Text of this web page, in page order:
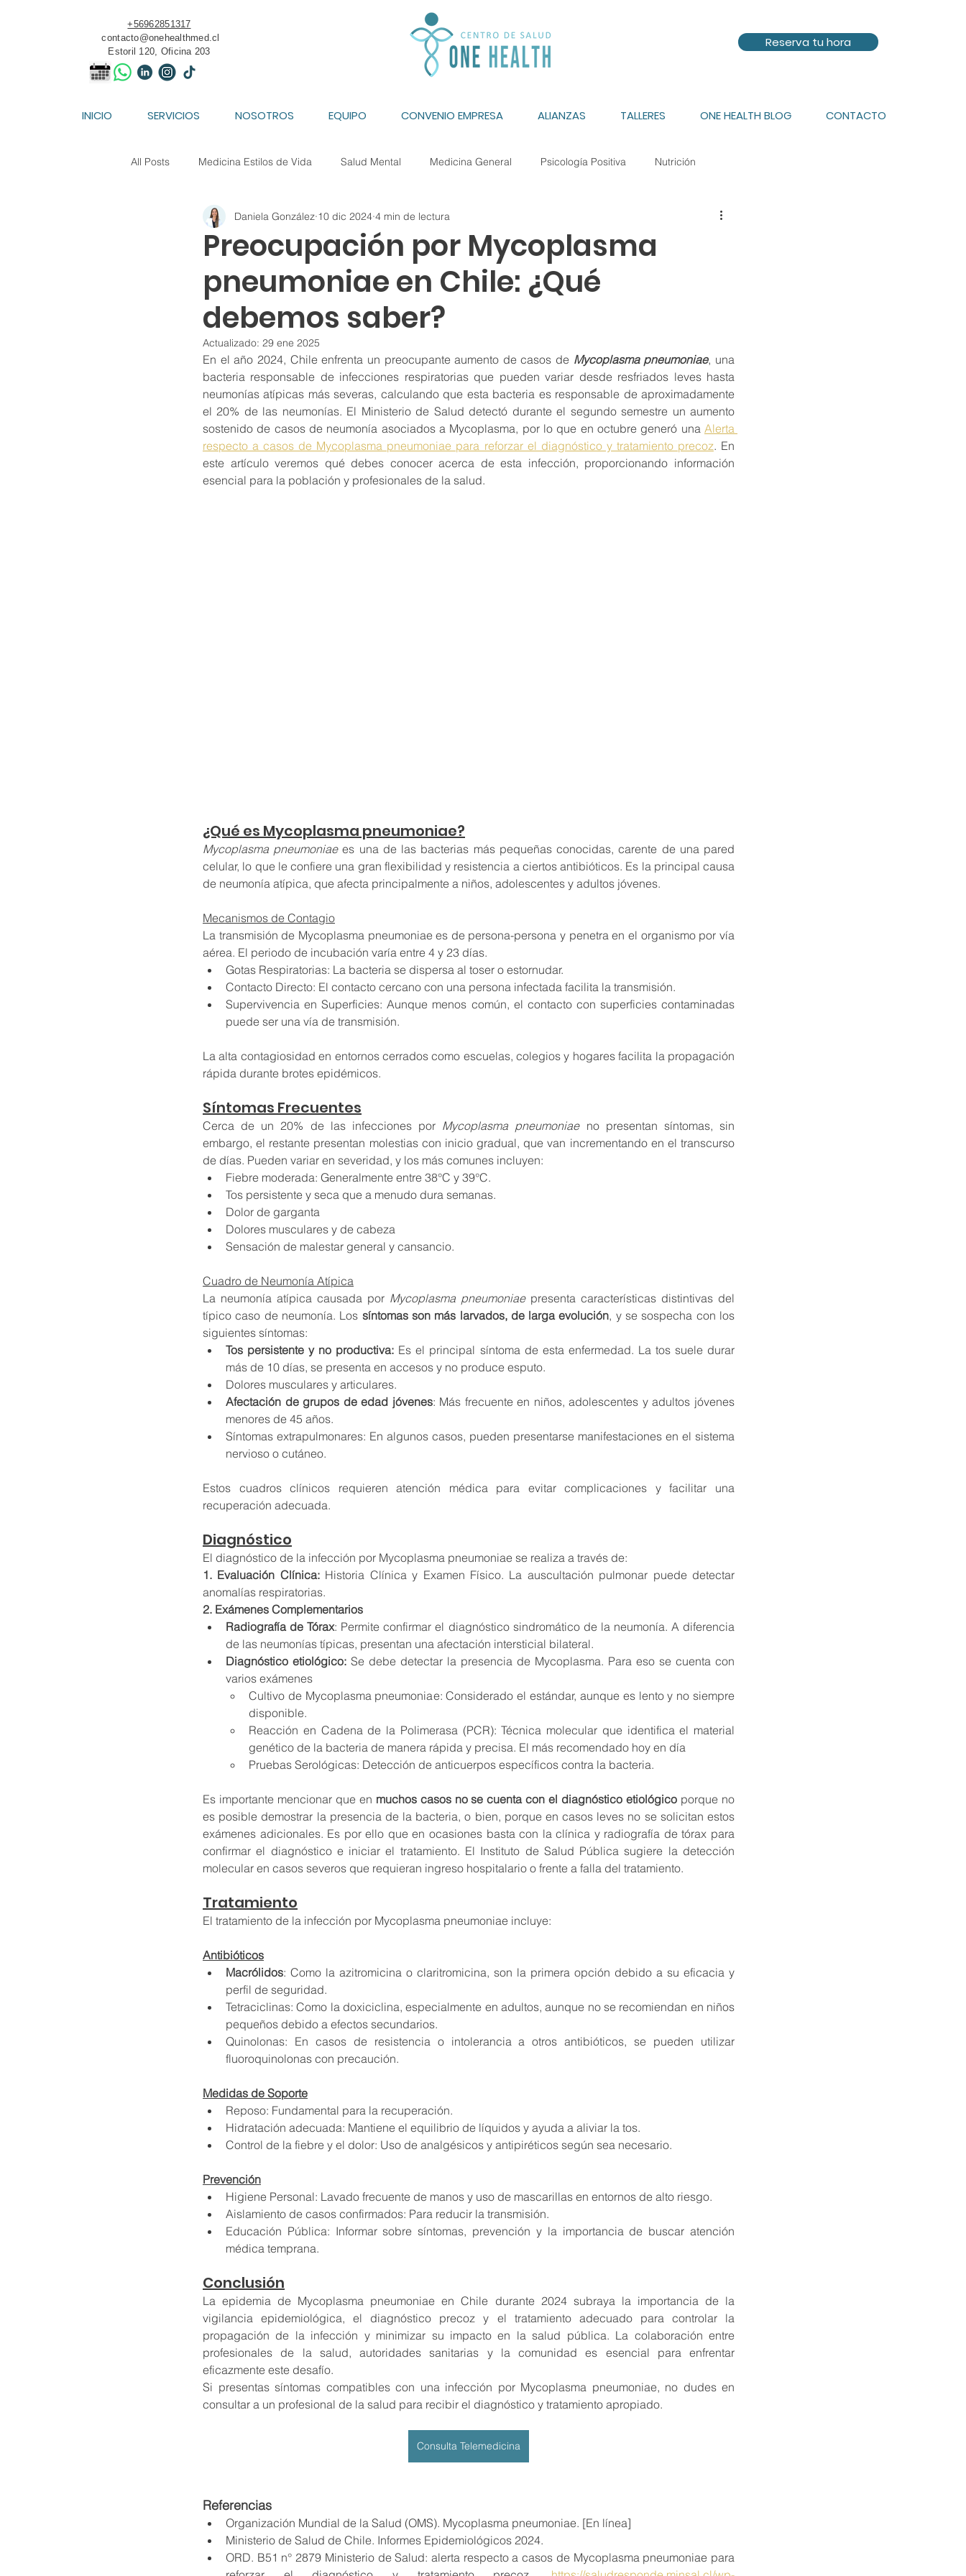
+56962851317
contacto@onehealthmed.cl
Estoril 120, Oficina 203
Reserva tu hora
INICIO SERVICIOS NOSOTROS EQUIPO CONVENIO EMPRESA ALIANZAS TALLERES ONE HEALTH BLOG CONTACTO
All Posts Medicina Estilos de Vida Salud Mental Medicina General Psicología Positiva Nutrición
Medicina Deportiva Nutriología Auriculoterapia Terapia de Pareja
Preocupación por Mycoplasma
pneumoniae en Chile: ¿Qué
debemos saber?
Daniela González 10 dic 2024 4 min de lectura
Actualizado: 29 ene 2025
En el año 2024, Chile enfrenta un preocupante aumento de casos de Mycoplasma pneumoniae, una
bacteria responsable de infecciones respiratorias que pueden variar desde resfriados leves hasta
neumonías atípicas más severas, calculando que esta bacteria es responsable de aproximadamente
el 20% de las neumonías. El Ministerio de Salud detectó durante el segundo semestre un aumento
sostenido de casos de neumonía asociados a Mycoplasma, por lo que en octubre generó una Alerta
respecto a casos de Mycoplasma pneumoniae para reforzar el diagnóstico y tratamiento precoz. En
este artículo veremos qué debes conocer acerca de esta infección, proporcionando información
esencial para la población y profesionales de la salud.
¿Qué es Mycoplasma pneumoniae?
Mycoplasma pneumoniae es una de las bacterias más pequeñas conocidas, carente de una pared
celular, lo que le confiere una gran flexibilidad y resistencia a ciertos antibióticos. Es la principal causa
de neumonía atípica, que afecta principalmente a niños, adolescentes y adultos jóvenes.
Mecanismos de Contagio
La transmisión de Mycoplasma pneumoniae es de persona-persona y penetra en el organismo por vía
aérea. El periodo de incubación varía entre 4 y 23 días.
Gotas Respiratorias: La bacteria se dispersa al toser o estornudar.
Contacto Directo: El contacto cercano con una persona infectada facilita la transmisión.
Supervivencia en Superficies: Aunque menos común, el contacto con superficies contaminadas
puede ser una vía de transmisión.
La alta contagiosidad en entornos cerrados como escuelas, colegios y hogares facilita la propagación
rápida durante brotes epidémicos.
Síntomas Frecuentes
Cerca de un 20% de las infecciones por Mycoplasma pneumoniae no presentan síntomas, sin
embargo, el restante presentan molestias con inicio gradual, que van incrementando en el transcurso
de días. Pueden variar en severidad, y los más comunes incluyen:
Fiebre moderada: Generalmente entre 38°C y 39°C.
Tos persistente y seca que a menudo dura semanas.
Dolor de garganta
Dolores musculares y de cabeza
Sensación de malestar general y cansancio.
Cuadro de Neumonía Atípica
La neumonía atípica causada por Mycoplasma pneumoniae presenta características distintivas del
típico caso de neumonía. Los síntomas son más larvados, de larga evolución, y se sospecha con los
siguientes síntomas:
Tos persistente y no productiva: Es el principal síntoma de esta enfermedad. La tos suele durar
más de 10 días, se presenta en accesos y no produce esputo.
Dolores musculares y articulares.
Afectación de grupos de edad jóvenes: Más frecuente en niños, adolescentes y adultos jóvenes
menores de 45 años.
Síntomas extrapulmonares: En algunos casos, pueden presentarse manifestaciones en el sistema
nervioso o cutáneo.
Estos cuadros clínicos requieren atención médica para evitar complicaciones y facilitar una
recuperación adecuada.
Diagnóstico
El diagnóstico de la infección por Mycoplasma pneumoniae se realiza a través de:
1. Evaluación Clínica: Historia Clínica y Examen Físico. La auscultación pulmonar puede detectar
anomalías respiratorias.
2. Exámenes Complementarios
Radiografía de Tórax: Permite confirmar el diagnóstico sindromático de la neumonía. A diferencia
de las neumonías típicas, presentan una afectación intersticial bilateral.
Diagnóstico etiológico: Se debe detectar la presencia de Mycoplasma. Para eso se cuenta con
varios exámenes
Cultivo de Mycoplasma pneumoniae: Considerado el estándar, aunque es lento y no siempre
disponible.
Reacción en Cadena de la Polimerasa (PCR): Técnica molecular que identifica el material
genético de la bacteria de manera rápida y precisa. El más recomendado hoy en día
Pruebas Serológicas: Detección de anticuerpos específicos contra la bacteria.
Es importante mencionar que en muchos casos no se cuenta con el diagnóstico etiológico porque no
es posible demostrar la presencia de la bacteria, o bien, porque en casos leves no se solicitan estos
exámenes adicionales. Es por ello que en ocasiones basta con la clínica y radiografía de tórax para
confirmar el diagnóstico e iniciar el tratamiento. El Instituto de Salud Pública sugiere la detección
molecular en casos severos que requieran ingreso hospitalario o frente a falla del tratamiento.
Tratamiento
El tratamiento de la infección por Mycoplasma pneumoniae incluye:
Antibióticos
Macrólidos: Como la azitromicina o claritromicina, son la primera opción debido a su eficacia y
perfil de seguridad.
Tetraciclinas: Como la doxiciclina, especialmente en adultos, aunque no se recomiendan en niños
pequeños debido a efectos secundarios.
Quinolonas: En casos de resistencia o intolerancia a otros antibióticos, se pueden utilizar
fluoroquinolonas con precaución.
Medidas de Soporte
Reposo: Fundamental para la recuperación.
Hidratación adecuada: Mantiene el equilibrio de líquidos y ayuda a aliviar la tos.
Control de la fiebre y el dolor: Uso de analgésicos y antipiréticos según sea necesario.
Prevención
Higiene Personal: Lavado frecuente de manos y uso de mascarillas en entornos de alto riesgo.
Aislamiento de casos confirmados: Para reducir la transmisión.
Educación Pública: Informar sobre síntomas, prevención y la importancia de buscar atención
médica temprana.
Conclusión
La epidemia de Mycoplasma pneumoniae en Chile durante 2024 subraya la importancia de la
vigilancia epidemiológica, el diagnóstico precoz y el tratamiento adecuado para controlar la
propagación de la infección y minimizar su impacto en la salud pública. La colaboración entre
profesionales de la salud, autoridades sanitarias y la comunidad es esencial para enfrentar
eficazmente este desafío.
Si presentas síntomas compatibles con una infección por Mycoplasma pneumoniae, no dudes en
consultar a un profesional de la salud para recibir el diagnóstico y tratamiento apropiado.
Consulta Telemedicina
Referencias
Organización Mundial de la Salud (OMS). Mycoplasma pneumoniae. [En línea]
Ministerio de Salud de Chile. Informes Epidemiológicos 2024.
ORD. B51 n° 2879 Ministerio de Salud: alerta respecto a casos de Mycoplasma pneumoniae para